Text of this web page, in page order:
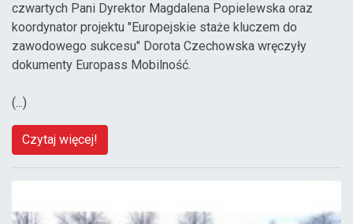
czwartych Pani Dyrektor Magdalena Popielewska oraz
koordynator projektu "Europejskie staże kluczem do
zawodowego sukcesu" Dorota Czechowska wręczyły
dokumenty Europass Mobilność.
(...)
Czytaj więcej!